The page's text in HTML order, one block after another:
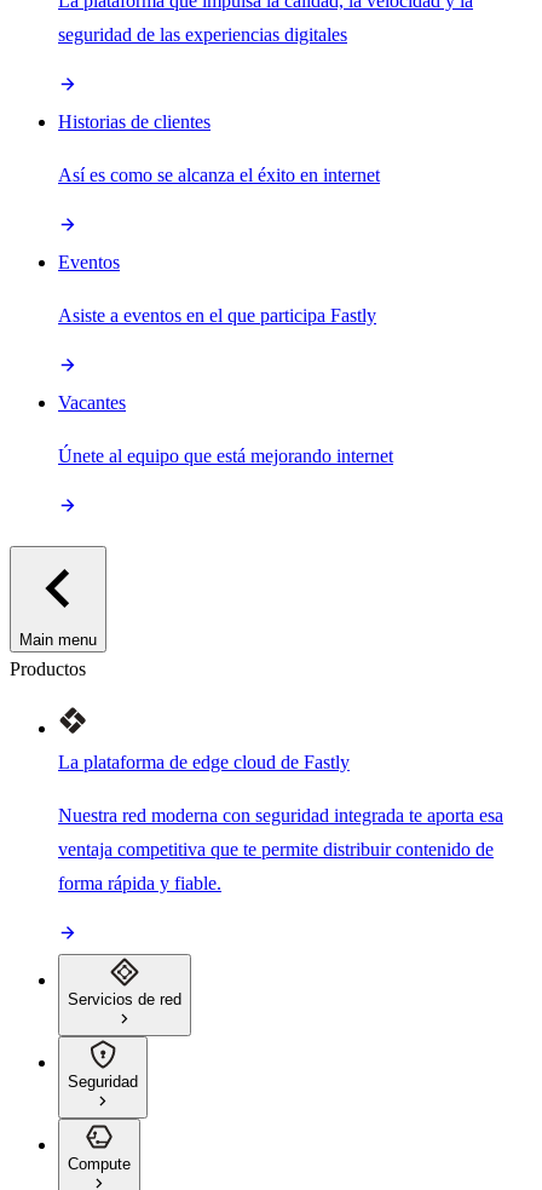
seguridad de las experiencias digitales
Historias de clientes
Así es como se alcanza el éxito en internet
Eventos
Asiste a eventos en el que participa Fastly
Vacantes
Únete al equipo que está mejorando internet
Main menu
Productos
La plataforma de edge cloud de Fastly
Nuestra red moderna con seguridad integrada te aporta esa
ventaja competitiva que te permite distribuir contenido de
forma rápida y fiable.
Servicios de red
Seguridad
Compute